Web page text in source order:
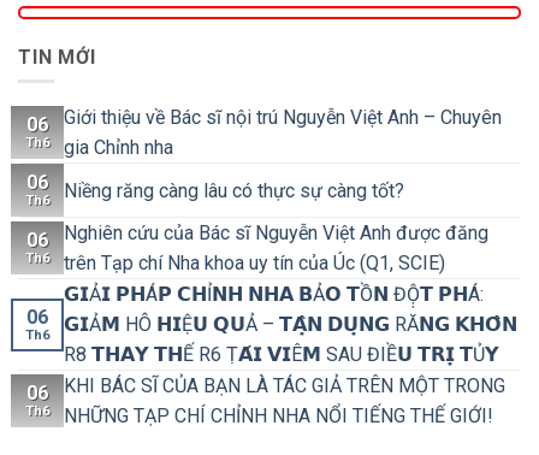
TIN MỚI
06
Th6
Giới thiệu về Bác sĩ nội trú Nguyễn Việt Anh – Chuyên
gia Chỉnh nha
06
Th6 Niềng răng càng lâu có thực sự càng tốt?
06
Th6
Nghiên cứu của Bác sĩ Nguyễn Việt Anh được đăng
trên Tạp chí Nha khoa uy tín của Úc (Q1, SCIE)
06
Th6
𝗚𝗜Ả𝗜 𝗣𝗛Á𝗣 𝗖𝗛Ỉ𝗡𝗛 𝗡𝗛𝗔 𝗕Ả𝗢 𝗧Ồ𝗡 ĐỘ̣𝗧 𝗣𝗛Á:
𝗚𝗜Ả𝗠 HÔ 𝗛𝗜Ệ𝗨 𝗤𝗨Ả – 𝗧𝗔̣̂𝗡 𝗗𝗨̣𝗡𝗚 RĂ𝗡𝗚 𝗞𝗛𝗢̂𝗡
R8 𝗧𝗛𝗔𝗬 𝗧𝗛Ế R6 Ṭ𝗔́𝗜 𝗩𝗜Ê𝗠 SAU ĐIỀ𝗨 𝗧𝗥𝗜̣ 𝗧Ủ𝗬
06
Th6
KHI BÁC SĨ CỦA BẠN LÀ TÁC GIẢ TRÊN MỘT TRONG
NHỮNG TẠP CHÍ CHỈNH NHA NỔI TIẾNG THẾ GIỚI!